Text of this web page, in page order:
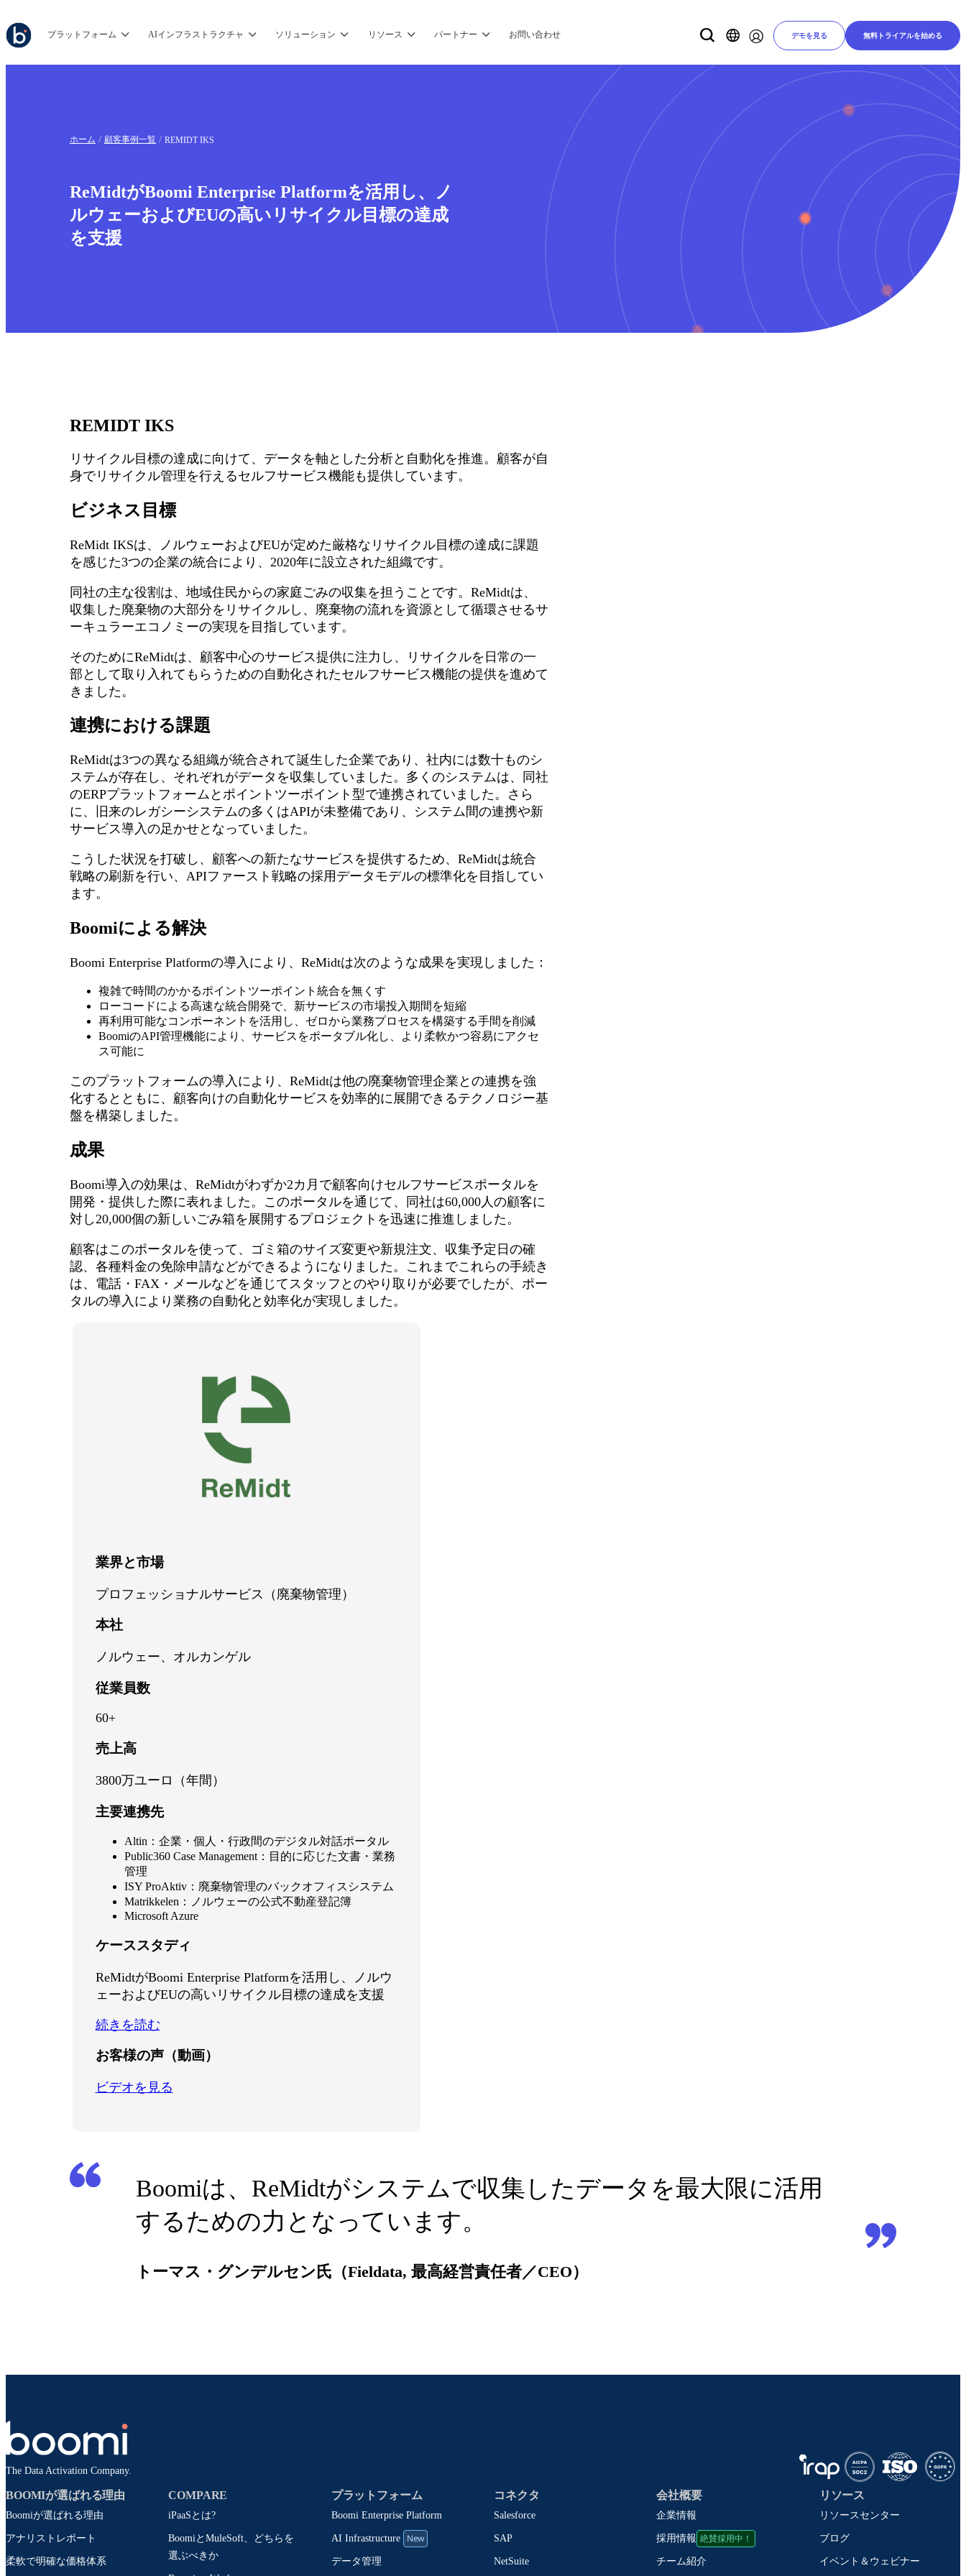
プラットフォーム AIインフラストラクチャ ソリューション リソース パートナー お問い合わせ デモを見る 無料トライアルを始める
ホーム 顧客事例一覧 REMIDT IKS
ReMidtがBoomi Enterprise Platformを活用し、ノ
ルウェーおよびEUの高いリサイクル目標の達成
を支援
REMIDT IKS
リサイクル目標の達成に向けて、データを軸とした分析と自動化を推進。顧客が自
身でリサイクル管理を行えるセルフサービス機能も提供しています。
ビジネス目標
ReMidt IKSは、ノルウェーおよびEUが定めた厳格なリサイクル目標の達成に課題
を感じた3つの企業の統合により、2020年に設立された組織です。
同社の主な役割は、地域住民からの家庭ごみの収集を担うことです。ReMidtは、
収集した廃棄物の大部分をリサイクルし、廃棄物の流れを資源として循環させるサ
ーキュラーエコノミーの実現を目指しています。
そのためにReMidtは、顧客中心のサービス提供に注力し、リサイクルを日常の一
部として取り入れてもらうための自動化されたセルフサービス機能の提供を進めて
きました。
連携における課題
ReMidtは3つの異なる組織が統合されて誕生した企業であり、社内には数十ものシ
ステムが存在し、それぞれがデータを収集していました。多くのシステムは、同社
のERPプラットフォームとポイントツーポイント型で連携されていました。さら
に、旧来のレガシーシステムの多くはAPIが未整備であり、システム間の連携や新
サービス導入の足かせとなっていました。
こうした状況を打破し、顧客への新たなサービスを提供するため、ReMidtは統合
戦略の刷新を行い、APIファースト戦略の採用データモデルの標準化を目指してい
ます。
Boomiによる解決
Boomi Enterprise Platformの導入により、ReMidtは次のような成果を実現しました：
複雑で時間のかかるポイントツーポイント統合を無くす
ローコードによる高速な統合開発で、新サービスの市場投入期間を短縮
再利用可能なコンポーネントを活用し、ゼロから業務プロセスを構築する手間を削減
BoomiのAPI管理機能により、サービスをポータブル化し、より柔軟かつ容易にアクセ
ス可能に
このプラットフォームの導入により、ReMidtは他の廃棄物管理企業との連携を強
化するとともに、顧客向けの自動化サービスを効率的に展開できるテクノロジー基
盤を構築しました。
成果
Boomi導入の効果は、ReMidtがわずか2カ月で顧客向けセルフサービスポータルを
開発・提供した際に表れました。このポータルを通じて、同社は60,000人の顧客に
対し20,000個の新しいごみ箱を展開するプロジェクトを迅速に推進しました。
顧客はこのポータルを使って、ゴミ箱のサイズ変更や新規注文、収集予定日の確
認、各種料金の免除申請などができるようになりました。これまでこれらの手続き
は、電話・FAX・メールなどを通じてスタッフとのやり取りが必要でしたが、ポー
タルの導入により業務の自動化と効率化が実現しました。
業界と市場
プロフェッショナルサービス（廃棄物管理）
本社
ノルウェー、オルカンゲル
従業員数
60+
売上高
3800万ユーロ（年間）
主要連携先
Altin：企業・個人・行政間のデジタル対話ポータル
Public360 Case Management：目的に応じた文書・業務
管理
ISY ProAktiv：廃棄物管理のバックオフィスシステム
Matrikkelen：ノルウェーの公式不動産登記簿
Microsoft Azure
ケーススタディ
ReMidtがBoomi Enterprise Platformを活用し、ノルウ
ェーおよびEUの高いリサイクル目標の達成を支援
続きを読む
お客様の声（動画）
ビデオを見る
Boomiは、ReMidtがシステムで収集したデータを最大限に活用
するための力となっています。
トーマス・グンデルセン氏（Fieldata, 最高経営責任者／CEO）
The Data Activation Company.
BOOMIが選ばれる理由
Boomiが選ばれる理由
アナリストレポート
柔軟で明確な価格体系
COMPARE
iPaaSとは?
BoomiとMuleSoft、どちらを
選ぶべきか
プラットフォーム
Boomi Enterprise Platform
AI Infrastructure New
データ管理
コネクタ
Salesforce
SAP
NetSuite
会社概要
企業情報
採用情報 絶賛採用中！
チーム紹介
リソース
リソースセンター
ブログ
イベント＆ウェビナー